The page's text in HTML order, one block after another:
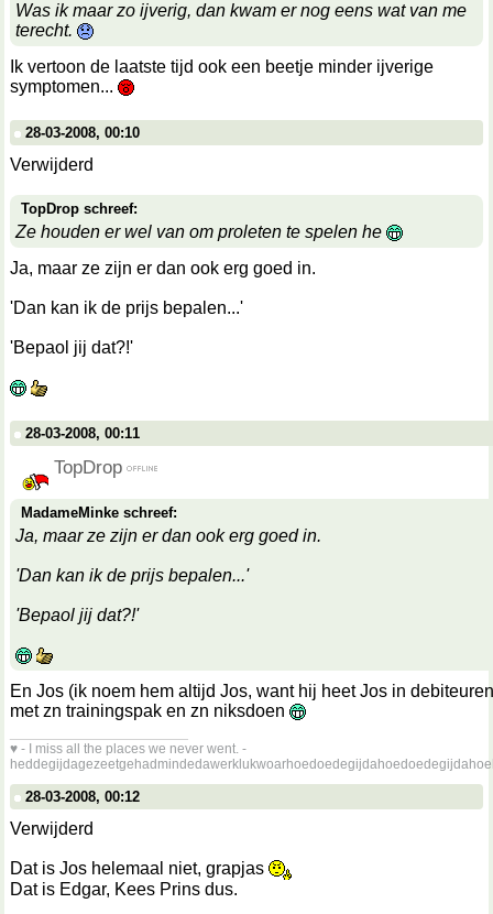
Was ik maar zo ijverig, dan kwam er nog eens wat van me
terecht.
Ik vertoon de laatste tijd ook een beetje minder ijverige
symptomen...
28-03-2008, 00:10
Verwijderd
TopDrop schreef:
Ze houden er wel van om proleten te spelen he
Ja, maar ze zijn er dan ook erg goed in.
'Dan kan ik de prijs bepalen...'
'Bepaol jij dat?!'
28-03-2008, 00:11
TopDrop
MadameMinke schreef:
Ja, maar ze zijn er dan ook erg goed in.
'Dan kan ik de prijs bepalen...'
'Bepaol jij dat?!'
En Jos (ik noem hem altijd Jos, want hij heet Jos in
met zn trainingspak en zn niksdoen
♥ - I miss all the places we never went. -
28-03-2008, 00:12
Verwijderd
Dat is Jos helemaal niet, grapjas
Dat is Edgar, Kees Prins dus.